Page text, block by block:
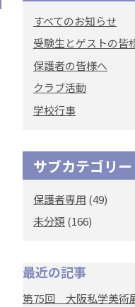
すべてのお知らせ
受験生とゲストの皆
保護者の皆様へ
クラブ活動
学校行事
サブカテゴリー
保護者専用 (49)
未分類 (166)
最近の記事
第75回 大阪私学美術